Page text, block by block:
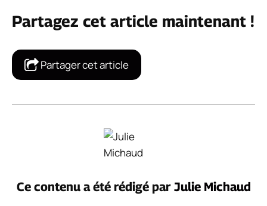
Partagez cet article maintenant !
Partager cet article
Ce contenu a été rédigé par Julie Michaud